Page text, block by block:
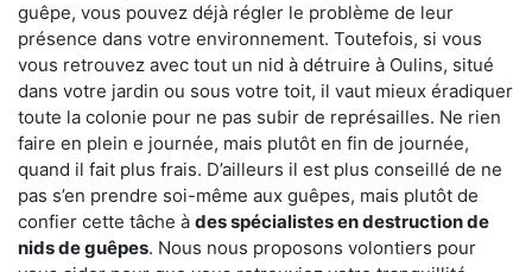
guêpe, vous pouvez déjà régler le problème de leur
présence dans votre environnement. Toutefois, si vous
vous retrouvez avec tout un nid à détruire à Oulins, situé
dans votre jardin ou sous votre toit, il vaut mieux éradiquer
toute la colonie pour ne pas subir de représailles. Ne rien
faire en plein e journée, mais plutôt en fin de journée,
quand il fait plus frais. D’ailleurs il est plus conseillé de ne
pas s’en prendre soi-même aux guêpes, mais plutôt de
confier cette tâche à des spécialistes en destruction de
nids de guêpes. Nous nous proposons volontiers pour